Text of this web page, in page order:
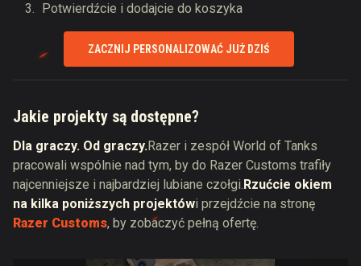
Potwierdźcie i dodajcie do koszyka
ZACZNIJ PERSONALIZOWAĆ JUŻ DZIŚ
Jakie projekty są dostępne?
Dla graczy. Od graczy.Razer i zespół World of Tanks
pracowali wspólnie nad tym, by do Razer Customs trafiły
najcenniejsze i najbardziej lubiane czołgi.Rzućcie okiem
na kilka poniższych projektówi przejdźcie na stronę
Razer Customs, by zobaczyć pełną ofertę.